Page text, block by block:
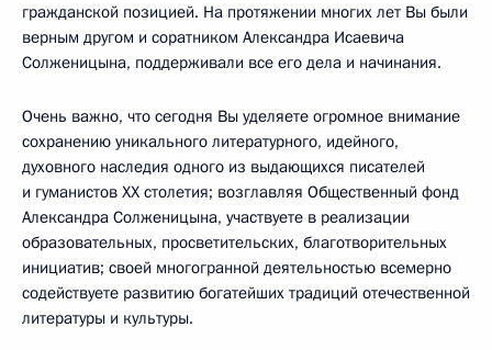
гражданской позицией. На протяжении многих лет Вы были
верным другом и соратником Александра Исаевича
Солженицына, поддерживали все его дела и начинания.
Очень важно, что сегодня Вы уделяете огромное внимание
сохранению уникального литературного, идейного,
духовного наследия одного из выдающихся писателей
и гуманистов XX столетия; возглавляя Общественный фонд
Александра Солженицына, участвуете в реализации
образовательных, просветительских, благотворительных
инициатив; своей многогранной деятельностью всемерно
содействуете развитию богатейших традиций отечественной
литературы и культуры.